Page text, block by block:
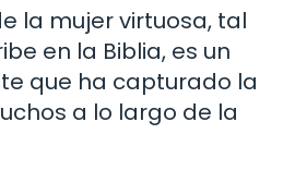
la mujer virtuosa, tal
en la Biblia, es un
que ha capturado la
a lo largo de la